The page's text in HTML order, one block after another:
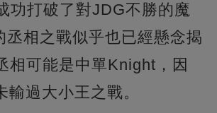
功打破了對JDG不勝的魔
丞相之戰似乎也已經懸念揭
相可能是中單Knight，因
過大小王之戰。